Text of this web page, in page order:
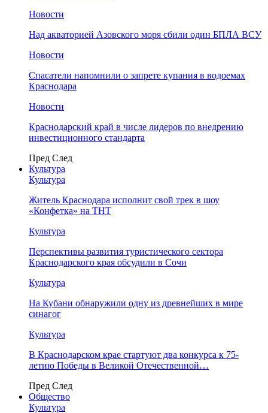
Новости
Над акваторией Азовского моря сбили один БПЛА ВСУ
Новости
Спасатели напомнили о запрете купания в водоемах
Краснодара
Новости
Краснодарский край в числе лидеров по внедрению
инвестиционного стандарта
Пред След
Культура
Культура
Житель Краснодара исполнит свой трек в шоу
«Конфетка» на ТНТ
Культура
Перспективы развития туристического сектора
Краснодарского края обсудили в Сочи
Культура
На Кубани обнаружили одну из древнейших в мире
синагог
Культура
В Краснодарском крае стартуют два конкурса к 75-
летию Победы в Великой Отечественной…
Пред След
Общество
Культура